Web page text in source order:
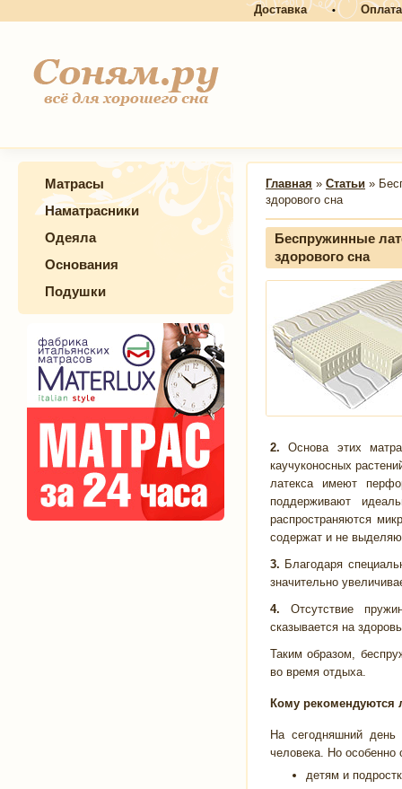
Доставка • Оплата
Главная » Статьи »
здорового сна
Беспружинные
здорового сна
2.Основа этих
каучуконосных
латекса имеют
поддерживают
распространяются
содержат и не
3. Благодаря
значительно
4.Отсутствие
сказывается на
Таким образом,
во время отдыха.
Кому рекомендуются
На сегодняшний
человека. Но особенно
детям и
Матрасы
Наматрасники
Одеяла
Основания
Подушки